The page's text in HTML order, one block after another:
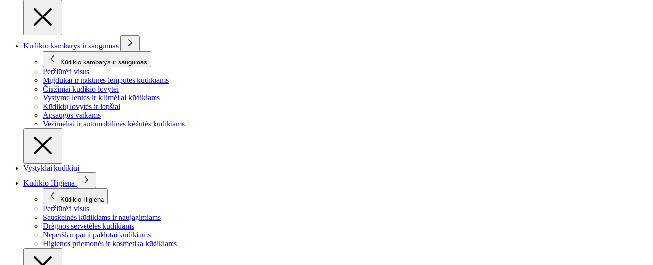
Kūdikio kambarys ir saugumas
Kūdikio kambarys ir saugumas
Peržiūrėti visus
Migdukai ir naktinės lemputės kūdikiams
Čiužiniai kūdikio lovytei
Vystymo lentos ir kilimėliai kūdikiams
Kūdikių lovytės ir lopšiai
Apsaugos vaikams
Vežimėliai ir automobilinės kėdutės kūdikiams
Vystyklai kūdikiui
Kūdikio Higiena
Kūdikio Higiena
Peržiūrėti visus
Sauskelnės kūdikiams ir naujagimiams
Drėgnos servetėlės kūdikiams
Neperšlampami paklotai kūdikiams
Higienos priemonės ir kosmetika kūdikiams